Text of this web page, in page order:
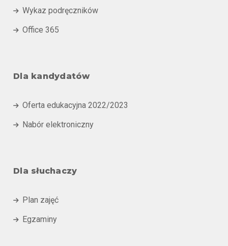
 Wykaz podręczników
 Office 365
Dla kandydatów
 Oferta edukacyjna 2022/2023
 Nabór elektroniczny
Dla słuchaczy
 Plan zajęć
 Egzaminy